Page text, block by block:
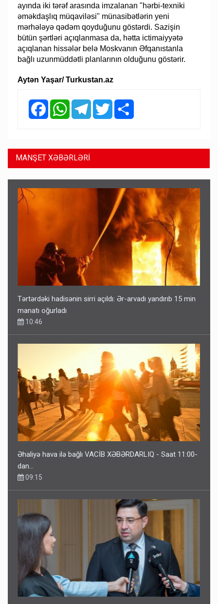
ayında iki tərəf arasında imzalanan "hərbi-texniki
əməkdaşlıq müqaviləsi" münasibətlərin yeni
mərhələyə qədəm qoyduğunu göstərdi. Sazişin
bütün şərtləri açıqlanmasa da, hətta ictimaiyyətə
açıqlanan hissələr belə Moskvanın Əfqanıstanla
bağlı uzunmüddətli planlarının olduğunu göstərir.
Aytən Yaşar/ Turkustan.az
FacebookWhatsAppTelegramTwitter
MANŞET XƏBƏRLƏRİ
Tərtərdəki hadisənin sirri açıldı: Ər-arvadı yandırıb 15 min
manatı oğurladı
10:46
Əhaliyə hava ilə bağlı VACİB XƏBƏRDARLIQ - Saat 11:00-
dan…
09:15